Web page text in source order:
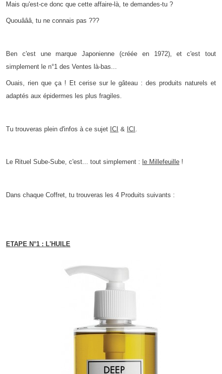
Mais qu'est-ce donc que cette affaire-là, te demandes-tu ?
Quouâââ, tu ne connais pas ???
Ben c'est une marque Japonienne (créée en 1972), et c'est tout
simplement le n°1 des Ventes là-bas...
Ouais, rien que ça ! Et cerise sur le gâteau : des produits naturels et
adaptés aux épidermes les plus fragiles.
Tu trouveras plein d'infos à ce sujet ICI & ICI
Le Rituel Sube-Sube, c'est... tout simplement : le Millefeuille !
Dans chaque Coffret, tu trouveras les 4 Produits suivants :
ETAPE N°1 : L'HUILE